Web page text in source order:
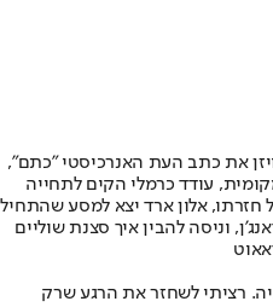
את כתב העת האנרכיסטי "כתם",
עודד כרמלי הקים לתחייה
חזרתו, אלון ארד יצא למסע שהתחיל
וניסה להבין איך סצנת שוליים
רציתי לשחזר את הרגע שרק